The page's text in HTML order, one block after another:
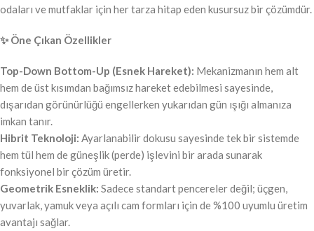
odaları ve mutfaklar için her tarza hitap eden kusursuz bir çözümdür.
✨ Öne Çıkan Özellikler
Top-Down Bottom-Up (Esnek Hareket): Mekanizmanın hem alt
hem de üst kısımdan bağımsız hareket edebilmesi sayesinde,
dışarıdan görünürlüğü engellerken yukarıdan gün ışığı almanıza
imkan tanır.
Hibrit Teknoloji: Ayarlanabilir dokusu sayesinde tek bir sistemde
hem tül hem de güneşlik (perde) işlevini bir arada sunarak
fonksiyonel bir çözüm üretir.
Geometrik Esneklik: Sadece standart pencereler değil; üçgen,
yuvarlak, yamuk veya açılı cam formları için de %100 uyumlu üretim
avantajı sağlar.